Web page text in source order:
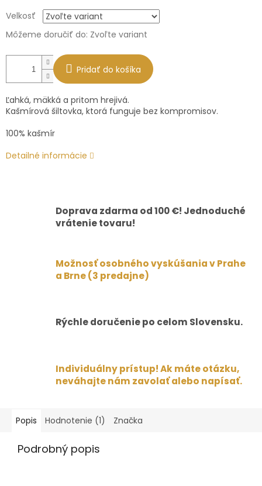
Jednotková
cena:
Velkosť
Môžeme doručiť do: Zvoľte variant
Pridať do košíka
Ľahká, mäkká a pritom hrejivá.
Kašmírová šiltovka, ktorá funguje bez kompromisov.
100% kašmír
Detailné informácie
Doprava zdarma od 100 €! Jednoduché
vrátenie tovaru!
Možnosť osobného vyskúšania v Prahe
a Brne (3 predajne)
Rýchle doručenie po celom Slovensku.
Individuálny prístup! Ak máte otázku,
neváhajte nám zavolať alebo napísať.
Popis Hodnotenie (1) Značka
Podrobný popis